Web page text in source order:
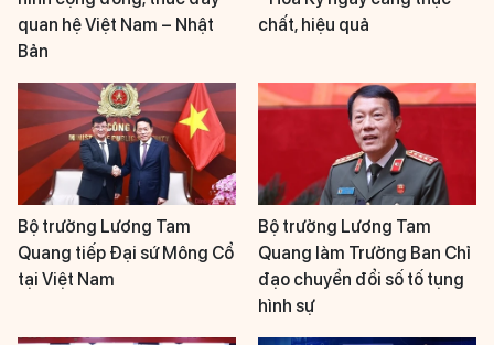
quan hệ Việt Nam – Nhật
Bản
chất, hiệu quả
Bộ trưởng Lương Tam
Quang tiếp Đại sứ Mông Cổ
tại Việt Nam
Bộ trưởng Lương Tam
Quang làm Trưởng Ban Chỉ
đạo chuyển đổi số tố tụng
hình sự